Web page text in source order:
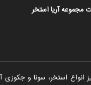
مجموعه آریا استخر
سال 1380 در حوزه ساخت و تجهیز